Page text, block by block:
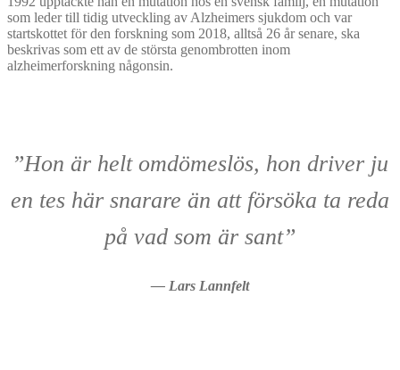
som leder till tidig utveckling av Alzheimers sjukdom och var
startskottet för den forskning som 2018, alltså 26 år senare, ska
beskrivas som ett av de största genombrotten inom
alzheimerforskning någonsin.
”Hon är helt omdömeslös, hon driver ju
en tes här snarare än att försöka ta reda
på vad som är sant”
— Lars Lannfelt